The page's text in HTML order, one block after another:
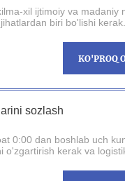
xil ijtimoiy va madaniy
biri bo'lishi
KO'PROQ
sozlash
0:00 dan boshlab uch
kerak va